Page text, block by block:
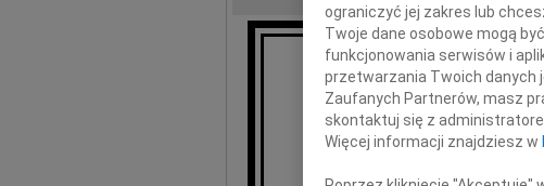
Ze smutkiem zawiadamiamy,
ograniczyć jej zakres lub
Twoje dane osobowe mogą
funkcjonowania serwisów i
przetwarzania Twoich danych
Zaufanych Partnerów, masz
skontaktuj się z
Więcej informacji znajdziesz w